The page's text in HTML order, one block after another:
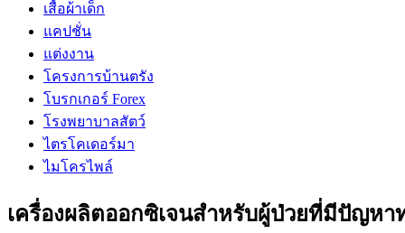
เสื้อผ้าเด็ก
แคปชั่น
แต่งงาน
โครงการบ้านตรัง
โบรกเกอร์ Forex
โรงพยาบาลสัตว์
ไตรโคเดอร์มา
ไมโครไพล์
เครื่องผลิตออกซิเจนสำหรับผู้ป่วยที่มีปัญหา